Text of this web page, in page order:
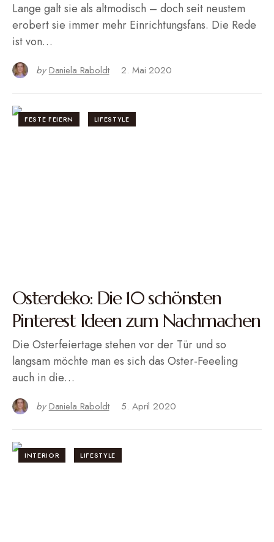
Lange galt sie als altmodisch – doch seit neustem
erobert sie immer mehr Einrichtungsfans. Die Rede
ist von…
by Daniela Raboldt 2. Mai 2020
FESTE FEIERN LIFESTYLE
Osterdeko: Die 10 schönsten
Pinterest Ideen zum Nachmachen
Die Osterfeiertage stehen vor der Tür und so
langsam möchte man es sich das Oster-Feeeling
auch in die…
by Daniela Raboldt 5. April 2020
INTERIOR LIFESTYLE